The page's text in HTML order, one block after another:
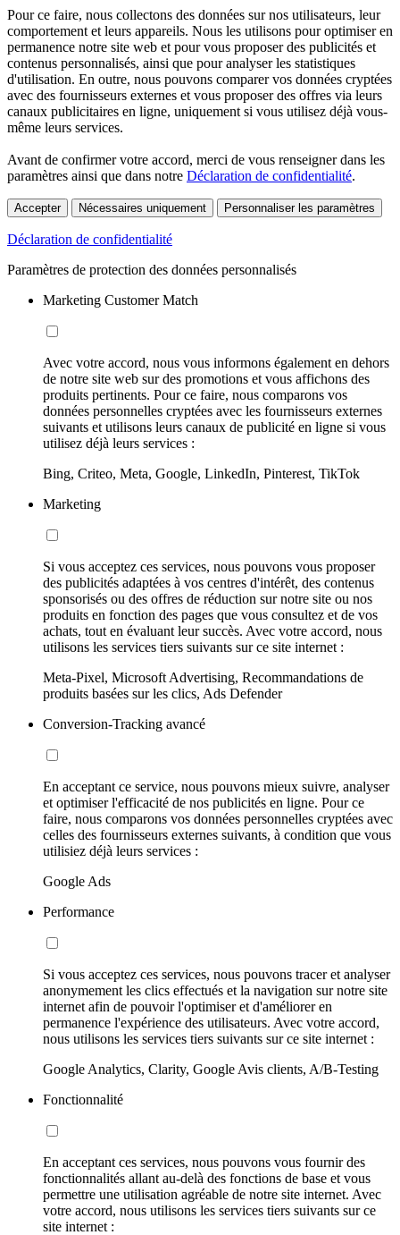
Pour ce faire, nous collectons des données sur nos utilisateurs, leur
comportement et leurs appareils. Nous les utilisons pour optimiser en
permanence notre site web et pour vous proposer des publicités et
contenus personnalisés, ainsi que pour analyser les statistiques
d'utilisation. En outre, nous pouvons comparer vos données cryptées
avec des fournisseurs externes et vous proposer des offres via leurs
canaux publicitaires en ligne, uniquement si vous utilisez déjà vous-
même leurs services.
Avant de confirmer votre accord, merci de vous renseigner dans les
paramètres ainsi que dans notre Déclaration de confidentialité.
Accepter Nécessaires uniquement Personnaliser les paramètres
Déclaration de confidentialité
Paramètres de protection des données personnalisés
Marketing Customer Match
Avec votre accord, nous vous informons également en dehors
de notre site web sur des promotions et vous affichons des
produits pertinents. Pour ce faire, nous comparons vos
données personnelles cryptées avec les fournisseurs externes
suivants et utilisons leurs canaux de publicité en ligne si vous
utilisez déjà leurs services :
Bing, Criteo, Meta, Google, LinkedIn, Pinterest, TikTok
Marketing
Si vous acceptez ces services, nous pouvons vous proposer
des publicités adaptées à vos centres d'intérêt, des contenus
sponsorisés ou des offres de réduction sur notre site ou nos
produits en fonction des pages que vous consultez et de vos
achats, tout en évaluant leur succès. Avec votre accord, nous
utilisons les services tiers suivants sur ce site internet :
Meta-Pixel, Microsoft Advertising, Recommandations de
produits basées sur les clics, Ads Defender
Conversion-Tracking avancé
En acceptant ce service, nous pouvons mieux suivre, analyser
et optimiser l'efficacité de nos publicités en ligne. Pour ce
faire, nous comparons vos données personnelles cryptées avec
celles des fournisseurs externes suivants, à condition que vous
utilisiez déjà leurs services :
Google Ads
Performance
Si vous acceptez ces services, nous pouvons tracer et analyser
anonymement les clics effectués et la navigation sur notre site
internet afin de pouvoir l'optimiser et d'améliorer en
permanence l'expérience des utilisateurs. Avec votre accord,
nous utilisons les services tiers suivants sur ce site internet :
Google Analytics, Clarity, Google Avis clients, A/B-Testing
Fonctionnalité
En acceptant ces services, nous pouvons vous fournir des
fonctionnalités allant au-delà des fonctions de base et vous
permettre une utilisation agréable de notre site internet. Avec
votre accord, nous utilisons les services tiers suivants sur ce
site internet :